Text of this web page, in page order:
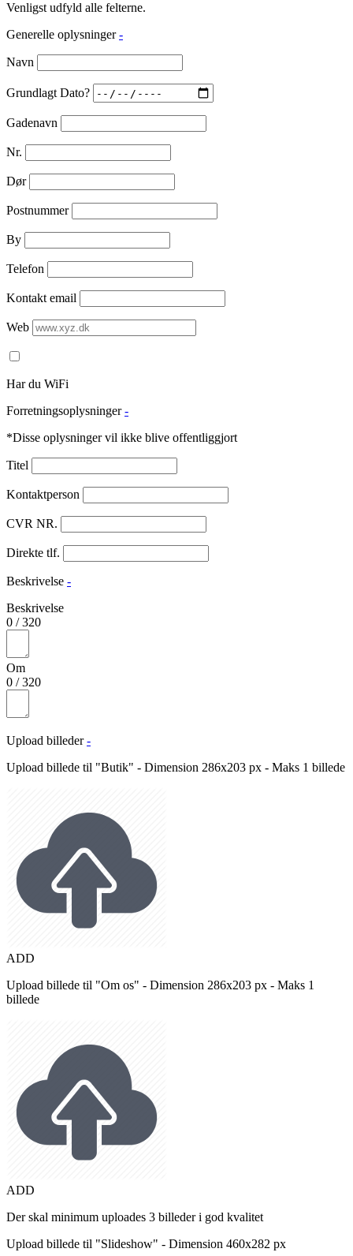
Venligst udfyld alle felterne.
Generelle oplysninger -
Navn
Grundlagt Dato?
Gadenavn
Nr.
Dør
Postnummer
By
Telefon
Kontakt email
Web
Har du WiFi
Forretningsoplysninger -
*Disse oplysninger vil ikke blive offentliggjort
Titel
Kontaktperson
CVR NR.
Direkte tlf.
Beskrivelse -
Beskrivelse
0 /320
Om
0 /320
Upload billeder -
Upload billede til "Butik" - Dimension 286x203 px - Maks 1 billede
ADD
Upload billede til "Om os" - Dimension 286x203 px - Maks 1
billede
ADD
Der skal minimum uploades 3 billeder i god kvalitet
Upload billede til "Slideshow" - Dimension 460x282 px